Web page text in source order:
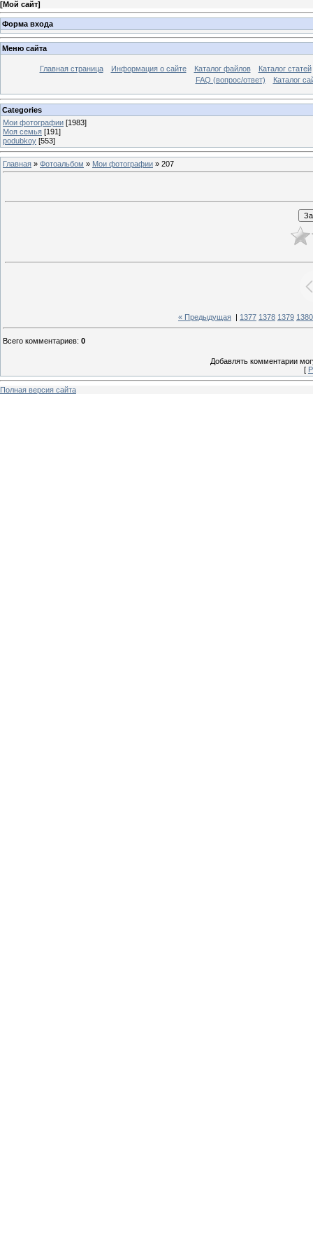
[Мой сайт]
Форма входа
Меню сайта
Главная страница Информация о сайте Каталог файлов
Каталог статей
FAQ (вопрос/ответ)
Каталог
Categories
Мои фотографии [1983]
Моя семья [191]
podubkoy [553]
Главная » Фотоальбом » Мои фотографии » 207
« Предыдущая 1377 1378 1379 1380
Всего комментариев: 0
Добавлять комментарии
[
Полная версия сайта